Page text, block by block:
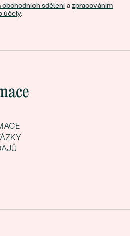
obchodních sděleníazpracováním
účely.